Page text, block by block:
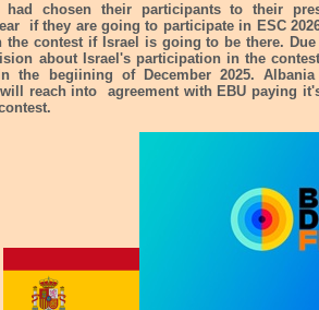
chosen their participants to their
if they are going to participate in ESC
the contest if Israel is going to be there.
about Israel's participation in the
the begiining of December 2025.
reach into agreement with EBU paying